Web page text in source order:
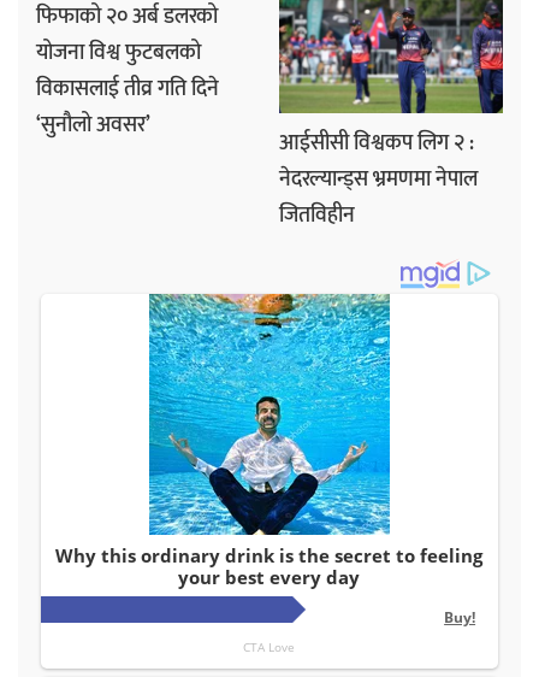
फिफाको २० अर्ब डलरको
योजना विश्व फुटबलको
विकासलाई तीव्र गति दिने
‘सुनौलो अवसर’
आईसीसी विश्वकप लिग २ :
नेदरल्यान्ड्स भ्रमणमा नेपाल
जितविहीन